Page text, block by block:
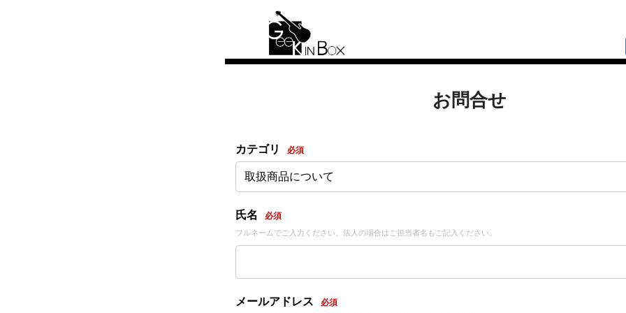
お問合せ
カテゴリ 必須
取扱商品について
氏名 必須
フルネームでご入力ください。法人の場合はご担当者名もご記入ください。
メールアドレス 必須